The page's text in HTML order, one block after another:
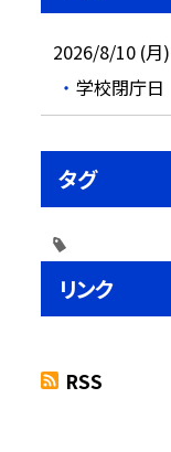
2026/8/10 (月
学校閉庁日
タグ
リンク
RSS